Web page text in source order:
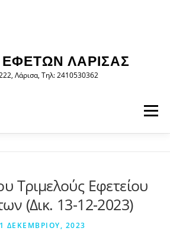
ΕΦΕΤΏΝ ΛΆΡΙΣΑΣ
Λάρισα, Τηλ: 2410530362
Μενού
ΈΝΤΥΠΑ
Τριμελούς Εφετείου
(Δικ. 13-12-2023)
ΔΕΚΕΜΒΡΊΟΥ, 2023